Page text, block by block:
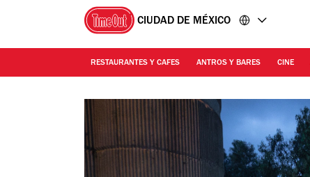
CIUDAD DE MÉXICO
RESTAURANTES Y CAFES ANTROS Y BARES CINE